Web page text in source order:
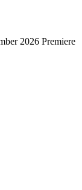
2026 Premiere